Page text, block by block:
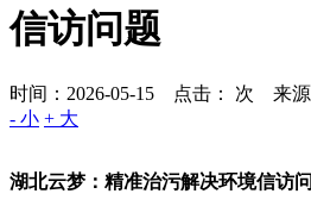
信访问题
时间：2026-05-15 点击： 次 来
- 小 + 大
湖北云梦：精准治污解决环境信访